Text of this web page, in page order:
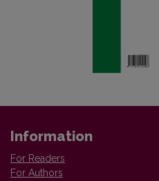
Information
For Readers
For Authors